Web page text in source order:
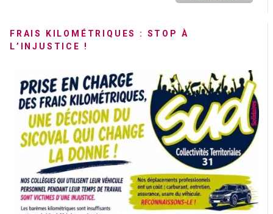
FRAIS KILOMÉTRIQUES : STOP À
L’INJUSTICE !